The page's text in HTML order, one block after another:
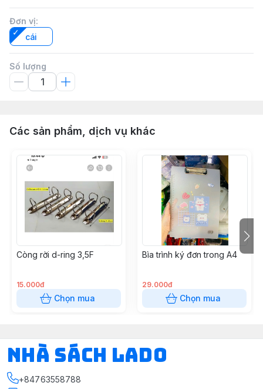
Đơn vị:
cái
Số lượng
Các sản phẩm, dịch vụ khác
Còng rời d-ring 3,5F
15.000đ
Chọn mua
Bìa trình ký đơn trong A4
29.000đ
Chọn mua
NHÀ SÁCH LADO
+84763558788